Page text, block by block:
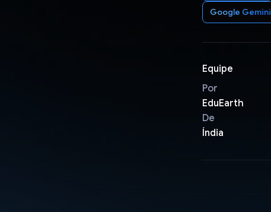
Google Gemini
Equipe
Por
EduEarth
De
Índia